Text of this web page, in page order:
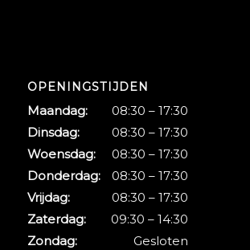
OPENINGSTIJDEN
Maandag:
08:30 – 17:30
Dinsdag:
08:30 – 17:30
Woensdag:
08:30 – 17:30
Donderdag:
08:30 – 17:30
Vrijdag:
08:30 – 17:30
Zaterdag:
09:30 – 14:30
Zondag:
Gesloten